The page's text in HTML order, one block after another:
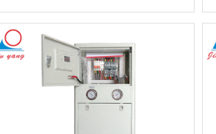
可适用于冷却数控机床、各种精密机床的
主轴润滑油和液压传动媒的冷却，点击查
看6P水冷式冷水机图片和更多详情信息。
…【详情】